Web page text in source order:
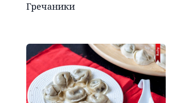
Гречаники